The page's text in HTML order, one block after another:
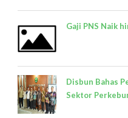
Gaji PNS Naik
Disbun Bahas
Sektor